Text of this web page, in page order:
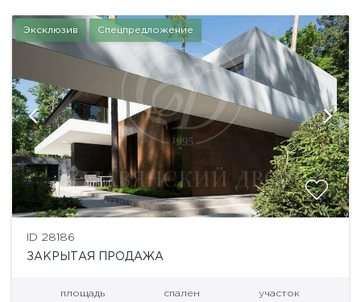
Эксклюзив Спецпредложение
ID 28186
ЗАКРЫТАЯ ПРОДАЖА
площадь спален участок